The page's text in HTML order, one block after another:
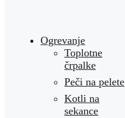
Ogrevanje
Toplotne
črpalke
Peči na pelete
Kotli na
sekance